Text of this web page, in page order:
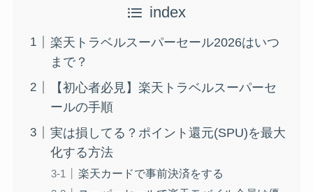
index
楽天トラベルスーパーセール2026はいつ
まで？
【初心者必見】楽天トラベルスーパーセ
ールの手順
実は損してる？ポイント還元(SPU)を最大
化する方法
楽天カードで事前決済をする